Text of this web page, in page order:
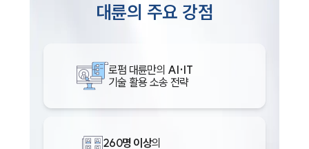
대륜의 주요 강점
로펌 대륜만의 AI·IT
기술 활용 소송 전략
260명 이상의